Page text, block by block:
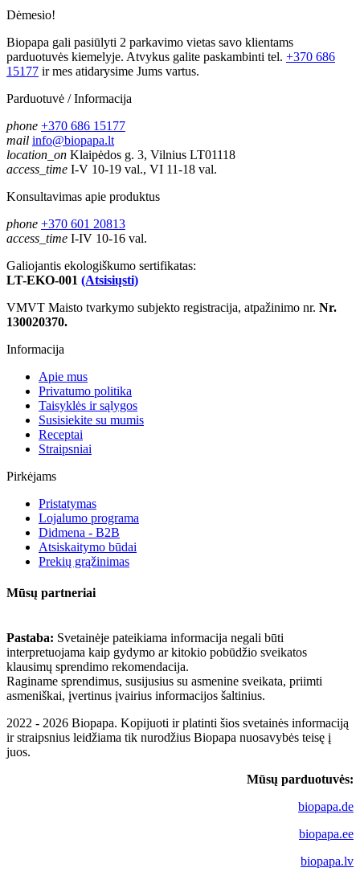
Dėmesio!
Biopapa gali pasiūlyti 2 parkavimo vietas savo klientams
parduotuvės kiemelyje. Atvykus galite paskambinti tel. +370 686
15177 ir mes atidarysime Jums vartus.
Parduotuvė / Informacija
phone +370 686 15177
mail info@biopapa.lt
location_on Klaipėdos g. 3, Vilnius LT01118
access_time I-V 10-19 val., VI 11-18 val.
Konsultavimas apie produktus
phone +370 601 20813
access_time I-IV 10-16 val.
Galiojantis ekologiškumo sertifikatas:
LT-EKO-001 (Atsisiųsti)
VMVT Maisto tvarkymo subjekto registracija, atpažinimo nr. Nr.
130020370.
Informacija
Apie mus
Privatumo politika
Taisyklės ir sąlygos
Susisiekite su mumis
Receptai
Straipsniai
Pirkėjams
Pristatymas
Lojalumo programa
Didmena - B2B
Atsiskaitymo būdai
Prekių grąžinimas
Mūsų partneriai
Pastaba: Svetainėje pateikiama informacija negali būti
interpretuojama kaip gydymo ar kitokio pobūdžio sveikatos
klausimų sprendimo rekomendacija.
Raginame sprendimus, susijusius su asmenine sveikata, priimti
asmeniškai, įvertinus įvairius informacijos šaltinius.
2022 - 2026 Biopapa. Kopijuoti ir platinti šios svetainės informaciją
ir straipsnius leidžiama tik nurodžius Biopapa nuosavybės teisę į
juos.
Mūsų parduotuvės:
biopapa.de
biopapa.ee
biopapa.lv